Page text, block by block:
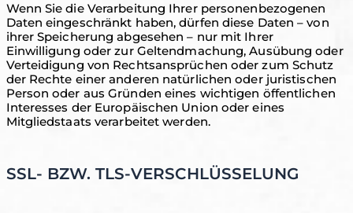
Wenn Sie die Verarbeitung Ihrer personenbezogenen
Daten eingeschränkt haben, dürfen diese Daten – von
ihrer Speicherung abgesehen – nur mit Ihrer
Einwilligung oder zur Geltendmachung, Ausübung oder
Verteidigung von Rechtsansprüchen oder zum Schutz
der Rechte einer anderen natürlichen oder juristischen
Person oder aus Gründen eines wichtigen öffentlichen
Interesses der Europäischen Union oder eines
Mitgliedstaats verarbeitet werden.
SSL- BZW. TLS-VERSCHLÜSSELUNG